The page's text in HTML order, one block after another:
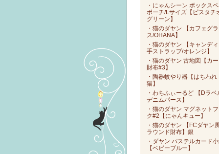
・にゃんシーン ボックス
ポーチ/Lサイズ【ピスタチ
グリーン】
・猫のダヤン 【カフェグラ
ス/OHANA】
・猫のダヤン 【キャンディ
手ストラップ/オレンジ】
・猫のダヤン 古地図【カ
財布#3】
・陶器蚊やり器【はちわれ
猫】
・わちふぃーるど 【Dラベ
デニムパース】
・猫のダヤン マグネットフ
ク#2【にゃんキュー】
・猫のダヤン 【FCダヤン
ラウンド財布】銀
・ダヤン パステルカード
【ベビーブルー】